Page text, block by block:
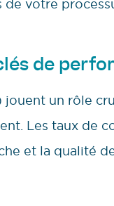
votre
de
jouent un rôle
Les taux de
et la qualité